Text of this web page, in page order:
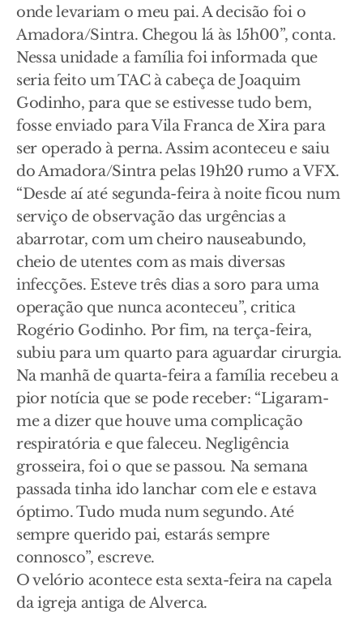
onde levariam o meu pai. A decisão foi o
Amadora/Sintra. Chegou lá às 15h00”, conta.
Nessa unidade a família foi informada que
seria feito um TAC à cabeça de Joaquim
Godinho, para que se estivesse tudo bem,
fosse enviado para Vila Franca de Xira para
ser operado à perna. Assim aconteceu e saiu
do Amadora/Sintra pelas 19h20 rumo a VFX.
“Desde aí até segunda-feira à noite ficou num
serviço de observação das urgências a
abarrotar, com um cheiro nauseabundo,
cheio de utentes com as mais diversas
infecções. Esteve três dias a soro para uma
operação que nunca aconteceu”, critica
Rogério Godinho. Por fim, na terça-feira,
subiu para um quarto para aguardar cirurgia.
Na manhã de quarta-feira a família recebeu a
pior notícia que se pode receber: “Ligaram-
me a dizer que houve uma complicação
respiratória e que faleceu. Negligência
grosseira, foi o que se passou. Na semana
passada tinha ido lanchar com ele e estava
óptimo. Tudo muda num segundo. Até
sempre querido pai, estarás sempre
connosco”, escreve.
O velório acontece esta sexta-feira na capela
da igreja antiga de Alverca.